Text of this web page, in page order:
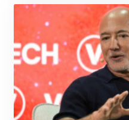
millones de dólares).